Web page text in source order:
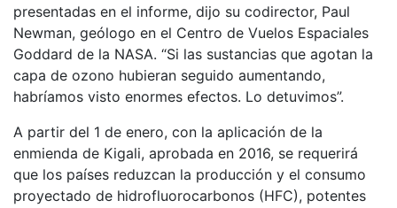
presentadas en el informe, dijo su codirector, Paul
Newman, geólogo en el Centro de Vuelos Espaciales
Goddard de la NASA. “Si las sustancias que agotan la
capa de ozono hubieran seguido aumentando,
habríamos visto enormes efectos. Lo detuvimos”.
A partir del 1 de enero, con la aplicación de la
enmienda de Kigali, aprobada en 2016, se requerirá
que los países reduzcan la producción y el consumo
proyectado de hidrofluorocarbonos (HFC), potentes